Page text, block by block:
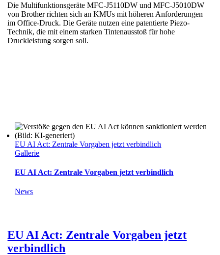
Die Multifunktionsgeräte MFC-J5110DW und MFC-J5010DW
von Brother richten sich an KMUs mit höheren Anforderungen
im Office-Druck. Die Geräte nutzen eine patentierte Piezo-
Technik, die mit einem starken Tintenausstoß für hohe
Druckleistung sorgen soll.
EU AI Act: Zentrale Vorgaben jetzt verbindlich
Gallerie
EU AI Act: Zentrale Vorgaben jetzt verbindlich
News
EU AI Act: Zentrale Vorgaben jetzt
verbindlich